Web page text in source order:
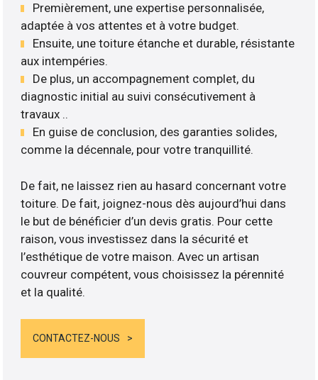
Premièrement, une expertise personnalisée,
adaptée à vos attentes et à votre budget.
Ensuite, une toiture étanche et durable, résistante
aux intempéries.
De plus, un accompagnement complet, du
diagnostic initial au suivi consécutivement à
travaux ..
En guise de conclusion, des garanties solides,
comme la décennale, pour votre tranquillité.
De fait, ne laissez rien au hasard concernant votre
toiture. De fait, joignez-nous dès aujourd’hui dans
le but de bénéficier d’un devis gratis. Pour cette
raison, vous investissez dans la sécurité et
l’esthétique de votre maison. Avec un artisan
couvreur compétent, vous choisissez la pérennité
et la qualité.
CONTACTEZ-NOUS